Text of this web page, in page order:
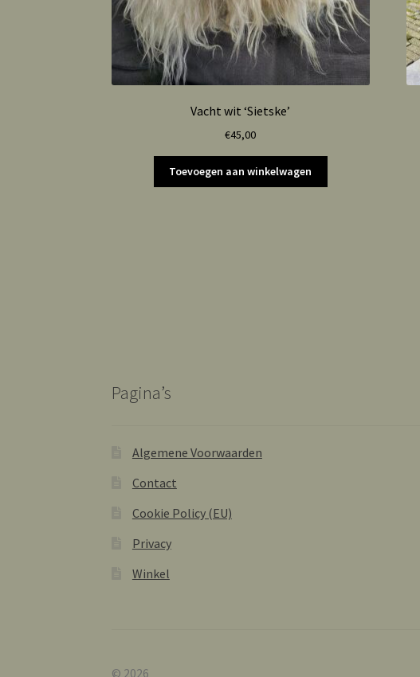
Vacht wit ‘Sietske’
€45,00
Toevoegen aan winkelwagen
Pagina’s
Algemene Voorwaarden
Contact
Cookie Policy (EU)
Privacy
Winkel
© 2026